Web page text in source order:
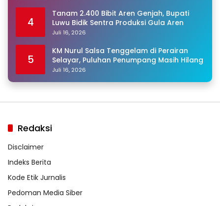
4
Tanam 2.400 Bibit Aren Genjah, Bupati
Luwu Bidik Sentra Produksi Gula Aren
Juli 16, 2026
5
KM Nurul Salsa Tenggelam di Perairan
Selayar, Puluhan Penumpang Masih Hilang
Juli 16, 2026
Redaksi
Disclaimer
Indeks Berita
Kode Etik Jurnalis
Pedoman Media Siber